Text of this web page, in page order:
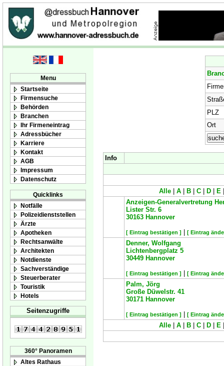
Menu
Startseite
Firmensuche
Behörden
Branchen
Ihr Firmeneintrag
Adressbücher
Karriere
Kontakt
AGB
Impressum
Datenschutz
Quicklinks
Notfälle
Polizeidienststellen
Ärzte
Apotheken
Rechtsanwälte
Architekten
Notdienste
Sachverständige
Steuerberater
Touristik
Hotels
Seitenzugriffe
360° Panoramen
Altes Rathaus
PLZ
Ort
Info
Alle A B C D E
Anzeigen-Generalvertretung
Lister Str. 6
30163 Hannover
[ Eintrag bestätigen ] [ Eintrag
Denner, Wolfgang
Lichtenbergplatz 5
30449 Hannover
[ Eintrag bestätigen ] [ Eintrag
Palm, Jörg
Große Düwelstr. 41
30171 Hannover
[ Eintrag bestätigen ] [ Eintrag
Alle A B C D E